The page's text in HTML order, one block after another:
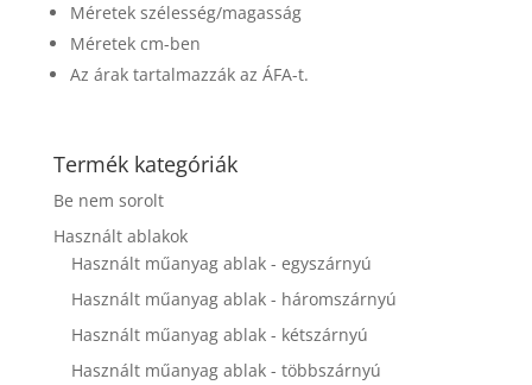
Méretek szélesség/magasság
Méretek cm-ben
Az árak tartalmazzák az ÁFA-t.
Termék kategóriák
Be nem sorolt
Használt ablakok
Használt műanyag ablak - egyszárnyú
Használt műanyag ablak - háromszárnyú
Használt műanyag ablak - kétszárnyú
Használt műanyag ablak - többszárnyú
website.
behavior as
site, you
increase the
chance of
seeing